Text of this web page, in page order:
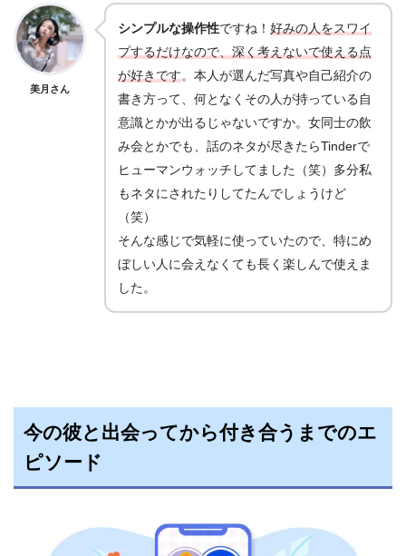
美月さん
シンプルな操作性ですね！ 好みの人をスワイ
プするだけなので、深く考えないで使える点
が好きです。本人が選んだ写真や自己紹介の
書き方って、何となくその人が持っている自
意識とかが出るじゃないですか。女同士の飲
み会とかでも、話のネタが尽きたらTinderで
ヒューマンウォッチしてました（笑）多分私
もネタにされたりしてたんでしょうけど
（笑）
そんな感じで気軽に使っていたので、特にめ
ぼしい人に会えなくても長く楽しんで使えま
した。
今の彼と出会ってから付き合うまでのエ
ピソード